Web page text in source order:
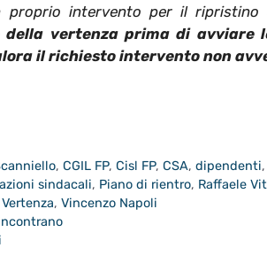
proprio intervento per il
della vertenza prima di avviare
il richiesto intervento non
,CGIL FP,Cisl FP,CSA,dipendenti
sindacali, Piano di rientro, Raffaele
Vertenza, Vincenzo Napoli